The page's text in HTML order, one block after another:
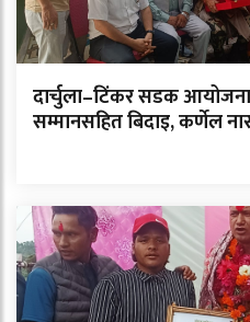
दार्चुला–टिंकर सडक
सम्मानसहित बिदाइ, कर्णेल